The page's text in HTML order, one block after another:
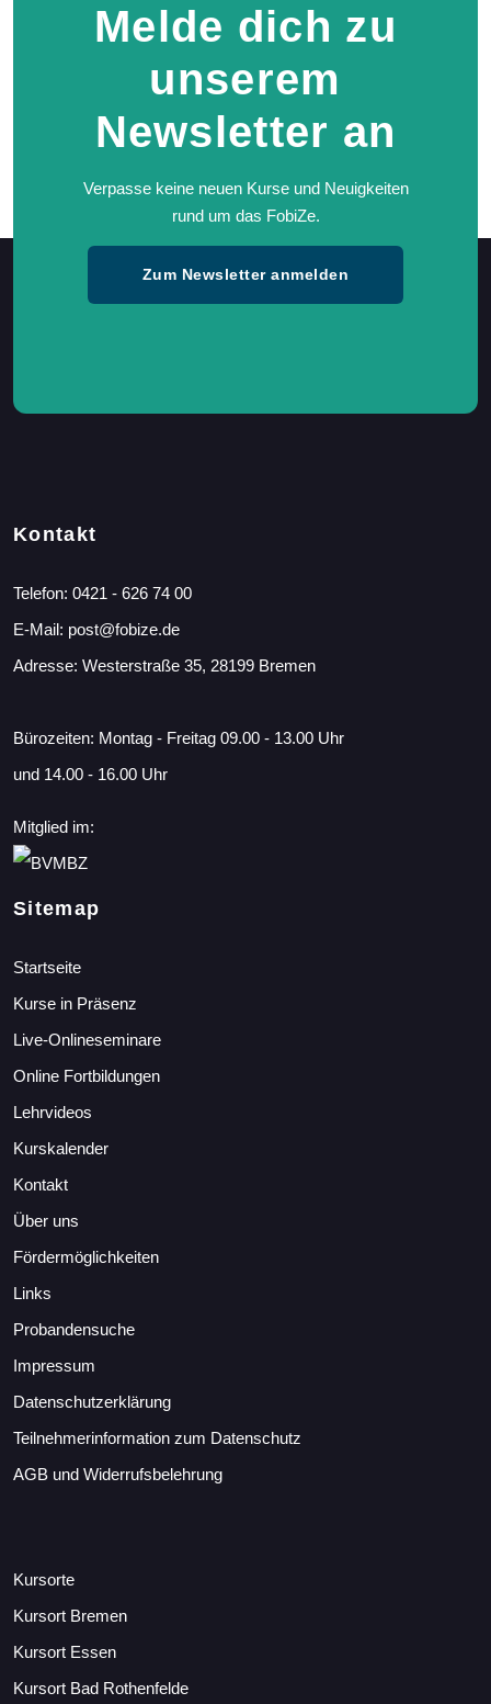
Melde dich zu
unserem
Newsletter an
Verpasse keine neuen Kurse und Neuigkeiten
rund um das FobiZe.
Zum Newsletter anmelden
Kontakt
Telefon: 0421 - 626 74 00
E-Mail: post@fobize.de
Adresse: Westerstraße 35, 28199 Bremen
Bürozeiten: Montag - Freitag 09.00 - 13.00 Uhr
und 14.00 - 16.00 Uhr
Mitglied im:
Sitemap
Startseite
Kurse in Präsenz
Live-Onlineseminare
Online Fortbildungen
Lehrvideos
Kurskalender
Kontakt
Über uns
Fördermöglichkeiten
Links
Probandensuche
Impressum
Datenschutzerklärung
Teilnehmerinformation zum Datenschutz
AGB und Widerrufsbelehrung
Kursorte
Kursort Bremen
Kursort Essen
Kursort Bad Rothenfelde